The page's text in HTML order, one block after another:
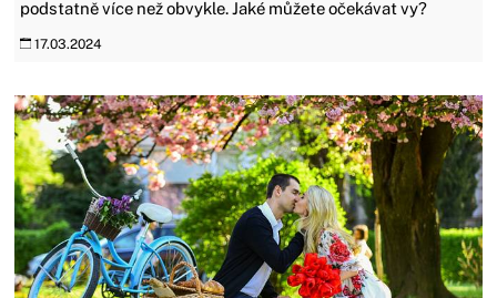
podstatně více než obvykle. Jaké můžete očekávat vy?
17.03.2024